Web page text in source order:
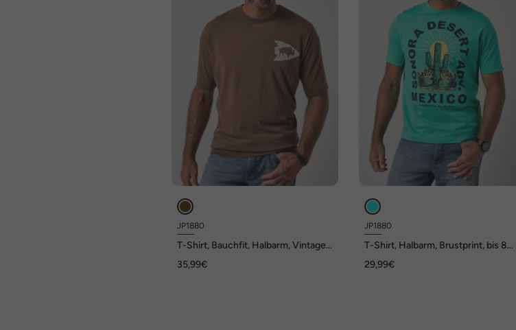
JP1880
T-Shirt, Bauchfit, Halbarm, Vintage
35,99€
JP1880
T-Shirt, Halbarm, Brustprint, bis 8
29,99€